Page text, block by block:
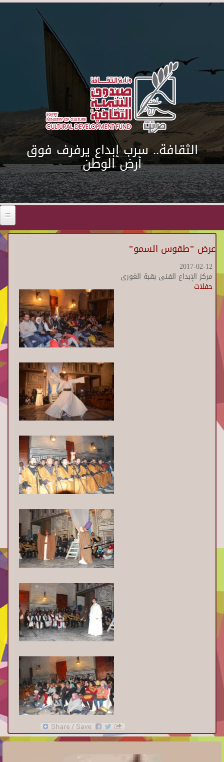
Skip to main content
الثقافة.. سرب إبداع يرفرف فوق
أرض الوطن
عرض "طقوس السمو"
2017-02-12
مركز الإبداع الفنى بقبة الغورى
حفلات